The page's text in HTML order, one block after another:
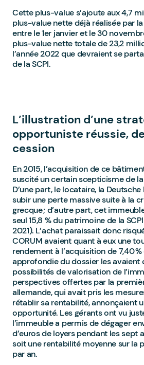
Cette plus-value s’ajoute aux 4,7
plus-value nette déjà réalisée par la
entre le 1er janvier et le 30
plus-value nette totale de 23,2
l’année 2022 que devraient se
de la SCPI.
L’illustration d’une
opportuniste réussie,
cession
En 2015, l’acquisition de ce
suscité un certain scepticisme de
D’une part, le locataire, la
subir une perte massive suite à la
grecque ; d’autre part, cet
seul 15,8 % du patrimoine de la
2021). L’achat paraissait donc
CORUM avaient quant à eux une
rendement à l’acquisition de 7,40 %
approfondie du dossier les avaient
possibilités de valorisation de
perspectives offertes par la
allemande, qui avait pris les
rétablir sa rentabilité, annonçaient
opportunité. Les gérants ont vu
l’immeuble a permis de dégager
d’euros de loyers pendant les sept
soit une rentabilité moyenne sur la
par an.